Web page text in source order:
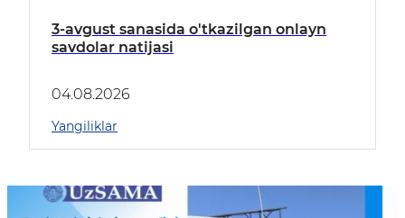
3-avgust sanasida o'tkazilgan onlayn
savdolar natijasi
04.08.2026
Yangiliklar